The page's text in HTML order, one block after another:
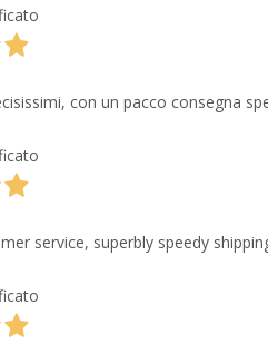
con un pacco consegna
service, superbly speedy